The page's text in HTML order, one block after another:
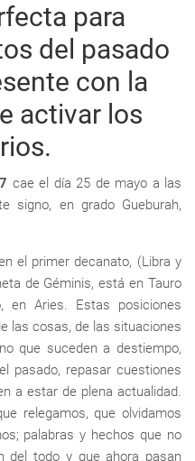
para
del pasado
con la
activar los
cae el día 25 de mayo a las
signo, en grado Gueburah,
el primer decanato, (Libra y
de Géminis, está en Tauro
en Aries. Estas posiciones
las cosas, de las situaciones
que suceden a destiempo,
pasado, repasar cuestiones
a estar de plena actualidad.
relegamos, que olvidamos
palabras y hechos que no
del todo y que ahora pasan